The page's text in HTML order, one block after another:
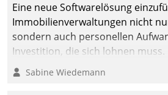
Eine neue Softwarelösung
Immobilienverwaltungen nicht
sondern auch personellen
Investition, die sich lohnen muss.
nachhaltige Optimierung der
dieses Ziel erreicht wird, sollten
Sabine Wiedemann